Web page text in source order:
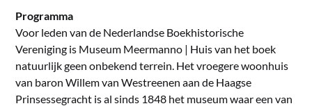
Programma
Voor leden van de Nederlandse Boekhistorische
Vereniging is Museum Meermanno | Huis van het boek
natuurlijk geen onbekend terrein. Het vroegere woonhuis
van baron Willem van Westreenen aan de Haagse
Prinsessegracht is al sinds 1848 het museum waar een van